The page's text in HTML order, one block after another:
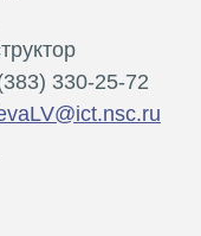
330-25-72